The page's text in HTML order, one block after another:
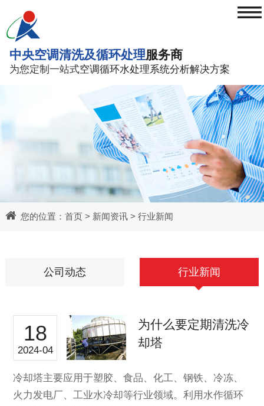
中央空调清洗及循环处理服务商
为您定制一站式空调循环水处理系统分析解决方案
≡
您的位置： 首页> 新闻资讯> 行业新闻
公司动态 行业新闻
18
2024-04
为什么要定期清洗冷
却塔
冷却塔主要应用于塑胶、食品、化工、钢铁、冷冻、
火力发电厂、工业水冷却等行业领域。利用水作循环